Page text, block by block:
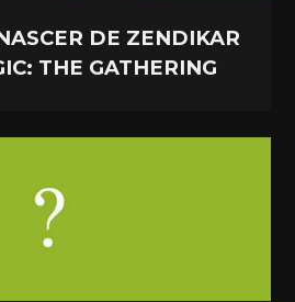
DE ZENDIKAR
THE GATHERING